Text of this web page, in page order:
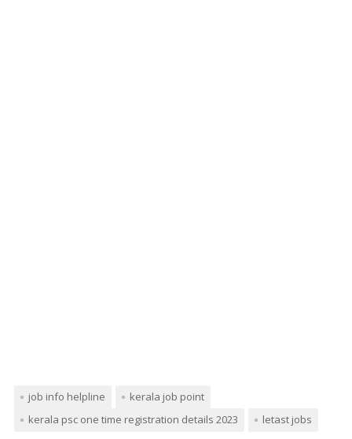
job info helpline
kerala job point
kerala psc one time registration details 2023
letast jobs